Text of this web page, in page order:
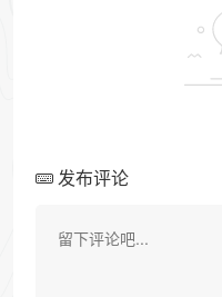
发布评论